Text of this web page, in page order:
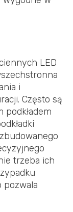
LED
i
Często są
trzeba ich
pozwala